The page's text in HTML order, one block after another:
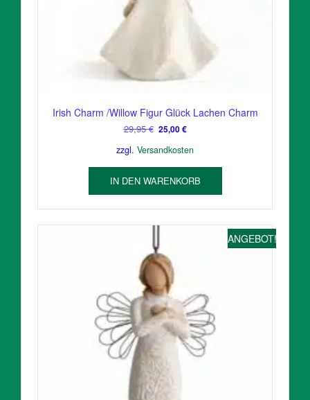
Irish Charm /Willow Figur Glück Lachen Charm
29,95€ Ursprünglicher
war:
29,95 €
25,00€Aktueller
ist:
25,00 €.
zzgl. Versandkosten
IN DEN WARENKORB
ANGEBOT!